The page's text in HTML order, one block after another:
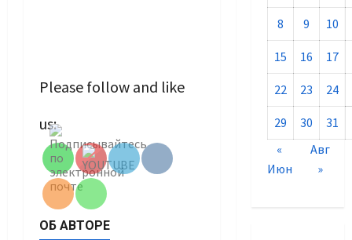
Please follow and like
us:Channel ID
ОБ АВТОРЕ
8 9 10
15 16 17
22 23 24
29 30
31
«
Июн
Авг
»